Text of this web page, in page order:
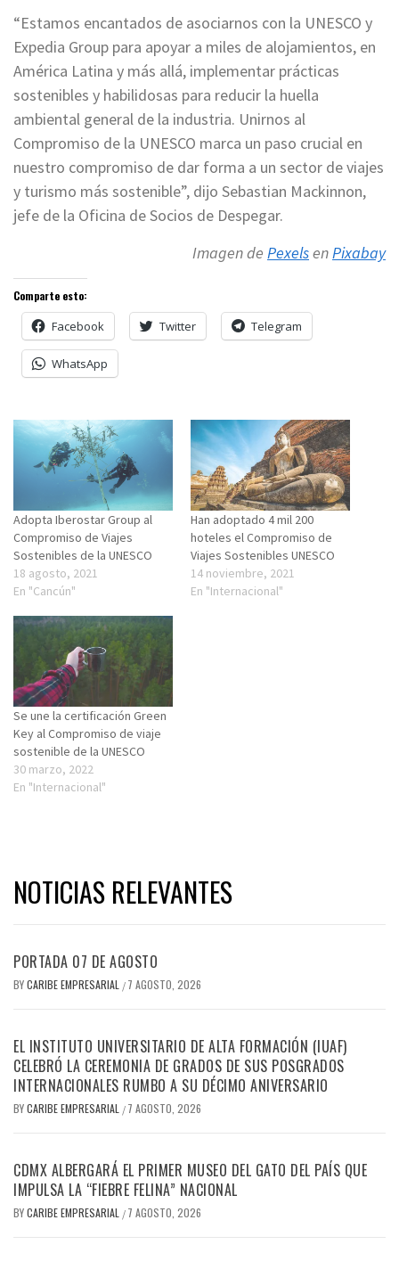
“Estamos encantados de asociarnos con la UNESCO y
Expedia Group para apoyar a miles de alojamientos, en
América Latina y más allá, implementar prácticas
sostenibles y habilidosas para reducir la huella
ambiental general de la industria. Unirnos al
Compromiso de la UNESCO marca un paso crucial en
nuestro compromiso de dar forma a un sector de viajes
y turismo más sostenible”, dijo Sebastian Mackinnon,
jefe de la Oficina de Socios de Despegar.
Imagen de PexelsenPixabay
Comparte esto:
Facebook Twitter Telegram
WhatsApp
Adopta Iberostar Group al
Compromiso de Viajes
Sostenibles de la UNESCO
18 agosto, 2021
En "Cancún"
Han adoptado 4 mil 200
hoteles el Compromiso de
Viajes Sostenibles UNESCO
14 noviembre, 2021
En "Internacional"
Se une la certificación Green
Key al Compromiso de viaje
sostenible de la UNESCO
30 marzo, 2022
En "Internacional"
NOTICIAS RELEVANTES
PORTADA 07 DE AGOSTO
BYCARIBE EMPRESARIAL / 7 AGOSTO, 2026
EL INSTITUTO UNIVERSITARIO DE ALTA FORMACIÓN (IUAF)
CELEBRÓ LA CEREMONIA DE GRADOS DE SUS POSGRADOS
INTERNACIONALES RUMBO A SU DÉCIMO ANIVERSARIO
BYCARIBE EMPRESARIAL / 7 AGOSTO, 2026
CDMX ALBERGARÁ EL PRIMER MUSEO DEL GATO DEL PAÍS QUE
IMPULSA LA “FIEBRE FELINA” NACIONAL
BYCARIBE EMPRESARIAL / 7 AGOSTO, 2026